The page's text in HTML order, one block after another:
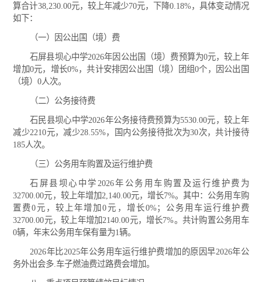
算合计38,230.00元，较上年减少70元，下降0.18%，具体变动情况
如下：
（一）因公出国（境）费
石屏县坝心中学2026年因公出国（境）费预算为0元，较上年
增加0元，增长0%，共计安排因公出国（境）团组0个，因公出国
（境）0人次。
（二）公务接待费
石民县坝心中学2026年公务接待费预算为5530.00元，较上年
减少2210元，减少28.55%，国内公务接待批次为30次，共计接待
185人次。
（三）公务用车购置及运行维护费
石屏县坝心中学2026年公务用车购置及运行维护费为
32700.00元，较上年增加2,140.00元，增长7%。其中：公务用车购
置费0元，较上年增加0元，增长0%；公务用车运行维护费
32700.00元，较上年增加2140.00元，增长7%。共计购置公务用车
0辆，年末公务用车保有量为1辆。
2026年比2025年公务用车运行维护费增加的原因早2026年公
务外出会多.车子燃油费过路费会增加。